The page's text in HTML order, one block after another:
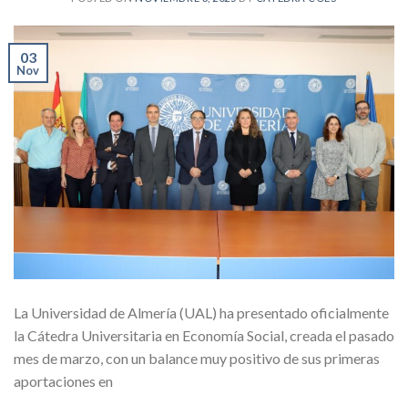
03
Nov
La Universidad de Almería (UAL) ha presentado oficialmente
la Cátedra Universitaria en Economía Social, creada el pasado
mes de marzo, con un balance muy positivo de sus primeras
aportaciones en